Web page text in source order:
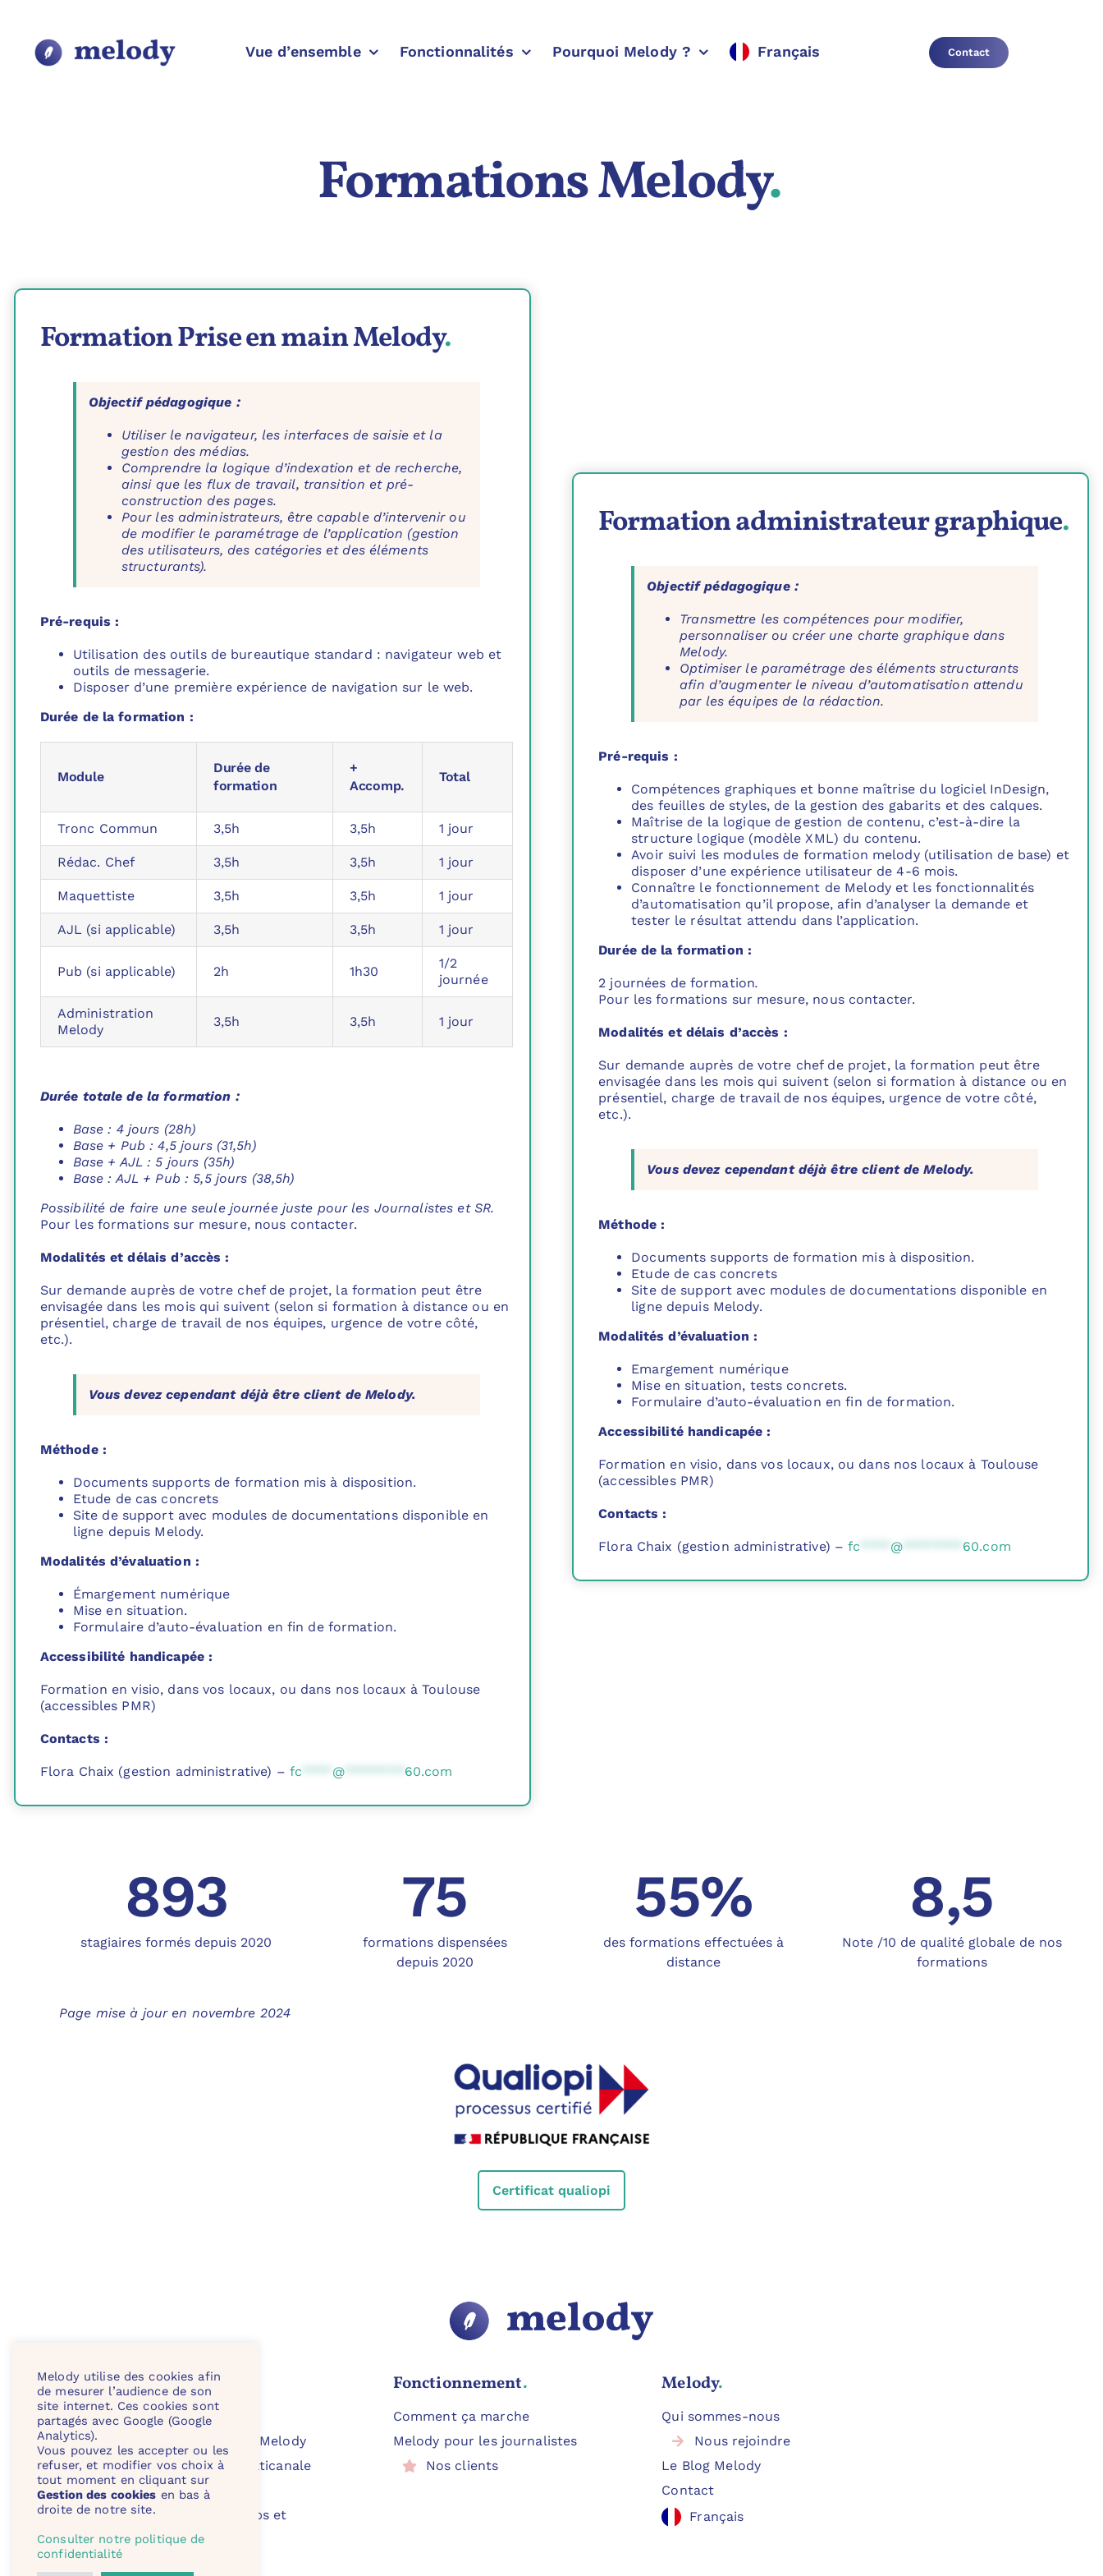
contenu
Vue d’ensemble Fonctionnalités Pourquoi Melody ? Français Contact
Formations Melody.
Formation Prise en main Melody.
Objectif pédagogique :
Utiliser le navigateur, les interfaces de saisie et la
gestion des médias.
Comprendre la logique d’indexation et de recherche,
ainsi que les flux de travail, transition et pré-
construction des pages.
Pour les administrateurs, être capable d’intervenir ou
de modifier le paramétrage de l’application (gestion
des utilisateurs, des catégories et des éléments
structurants).
Pré-requis :
Utilisation des outils de bureautique standard : navigateur web et
outils de messagerie.
Disposer d’une première expérience de navigation sur le web.
Durée de la formation :
Module
Durée de
formation
+
Accomp.
Total
Tronc Commun 3,5h 3,5h 1 jour
Rédac. Chef 3,5h 3,5h 1 jour
Maquettiste 3,5h 3,5h 1 jour
AJL (si applicable) 3,5h 3,5h 1 jour
Pub (si applicable) 2h 1h30
1/2
journée
Administration
Melody
3,5h 3,5h 1 jour
Durée totale de la formation :
Base : 4 jours (28h)
Base + Pub : 4,5 jours (31,5h)
Base + AJL : 5 jours (35h)
Base : AJL + Pub : 5,5 jours (38,5h)
Possibilité de faire une seule journée juste pour les Journalistes et SR.
Pour les formations sur mesure, nous contacter.
Modalités et délais d’accès :
Sur demande auprès de votre chef de projet, la formation peut être
envisagée dans les mois qui suivent (selon si formation à distance ou en
présentiel, charge de travail de nos équipes, urgence de votre côté,
etc.).
Vous devez cependant déjà être client de Melody.
Méthode :
Documents supports de formation mis à disposition.
Etude de cas concrets
Site de support avec modules de documentations disponible en
ligne depuis Melody.
Modalités d’évaluation :
Émargement numérique
Mise en situation.
Formulaire d’auto-évaluation en fin de formation.
Accessibilité handicapée :
Formation en visio, dans vos locaux, ou dans nos locaux à Toulouse
(accessibles PMR)
Contacts :
Flora Chaix (gestion administrative) – fc @******** 60.com
Formation administrateur graphique.
Objectif pédagogique :
Transmettre les compétences pour modifier,
personnaliser ou créer une charte graphique dans
Melody.
Optimiser le paramétrage des éléments structurants
afin d’augmenter le niveau d’automatisation attendu
par les équipes de la rédaction.
Pré-requis :
Compétences graphiques et bonne maîtrise du logiciel InDesign,
des feuilles de styles, de la gestion des gabarits et des calques.
Maîtrise de la logique de gestion de contenu, c’est-à-dire la
structure logique (modèle XML) du contenu.
Avoir suivi les modules de formation melody (utilisation de base) et
disposer d’une expérience utilisateur de 4-6 mois.
Connaître le fonctionnement de Melody et les fonctionnalités
d’automatisation qu’il propose, afin d’analyser la demande et
tester le résultat attendu dans l’application.
Durée de la formation :
2 journées de formation.
Pour les formations sur mesure, nous contacter.
Modalités et délais d’accès :
Sur demande auprès de votre chef de projet, la formation peut être
envisagée dans les mois qui suivent (selon si formation à distance ou en
présentiel, charge de travail de nos équipes, urgence de votre côté,
etc.).
Vous devez cependant déjà être client de Melody.
Méthode :
Documents supports de formation mis à disposition.
Etude de cas concrets
Site de support avec modules de documentations disponible en
ligne depuis Melody.
Modalités d’évaluation :
Emargement numérique
Mise en situation, tests concrets.
Formulaire d’auto-évaluation en fin de formation.
Accessibilité handicapée :
Formation en visio, dans vos locaux, ou dans nos locaux à Toulouse
(accessibles PMR)
Contacts :
Flora Chaix (gestion administrative) –fc @ 60.com
893
stagiaires formés depuis 2020
75
formations dispensées
depuis 2020
55%
des formations effectuées à
distance
8,5
Note /10 de qualité globale de nos
formations
Page mise à jour en novembre 2024
Certificat qualiopi
Notre solution
Les fonctionnalités
Concevoir avec Melody
Publication multicanale
Impression
Gestion des pubs et
annonces
Fonctionnement.
Comment ça marche
Melody pour les journalistes
Nos clients
Melody.
Qui sommes-nous
Nous rejoindre
Le Blog Melody
Contact
Français
Melody utilise des cookies afin
de mesurer l’audience de son
site internet. Ces cookies sont
partagés avec Google (Google
Analytics).
Vous pouvez les accepter ou les
refuser, et modifier vos choix à
tout moment en cliquant sur
Gestion des cookies en bas à
droite de notre site.
Consulter notre politique de
confidentialité